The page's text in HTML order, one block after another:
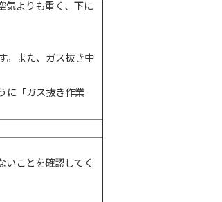
気よりも重く、下に
。また、ガス抜き中
に「ガス抜き作業
いことを確認してく